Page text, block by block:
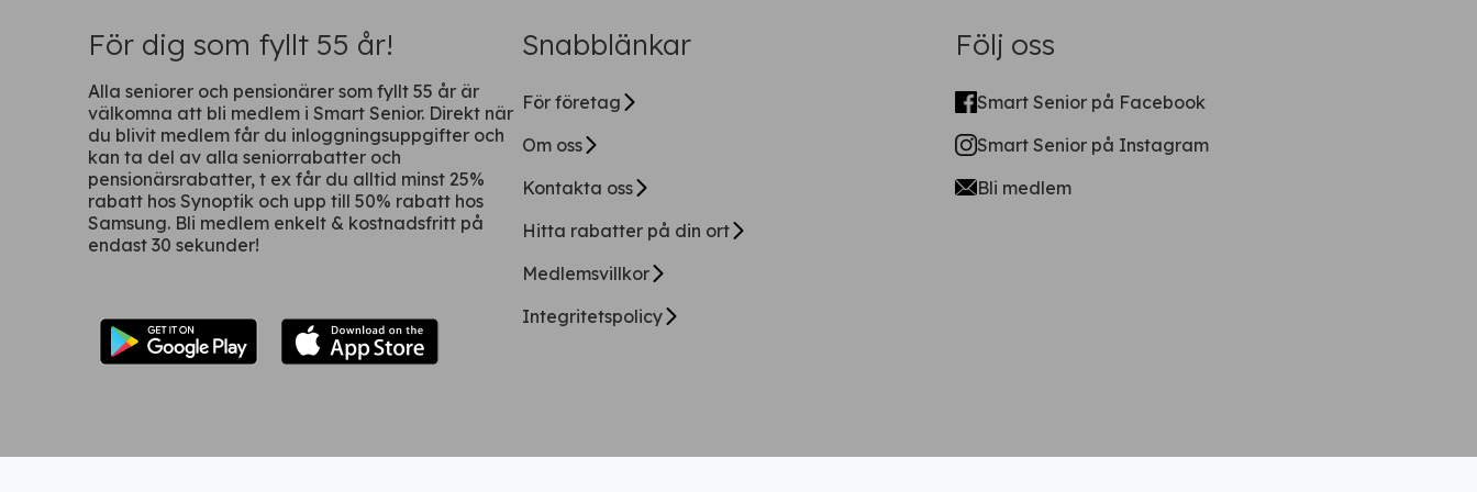
För dig som fyllt 55 år!
Alla seniorer och pensionärer som fyllt 55 år är
välkomna att bli medlem i Smart Senior. Direkt när
du blivit medlem får du inloggningsuppgifter och
kan ta del av alla seniorrabatter och
pensionärsrabatter, t ex får du alltid minst 25%
rabatt hos Synoptik och upp till 50% rabatt hos
Samsung. Bli medlem enkelt & kostnadsfritt på
endast 30 sekunder!
Snabblänkar
För företag
Om oss
Kontakta oss
Hitta rabatter på din ort
Medlemsvillkor
Integritetspolicy
Följ oss
Smart Senior på Facebook
Smart Senior på Instagram
Bli medlem
Fortsätt på webben